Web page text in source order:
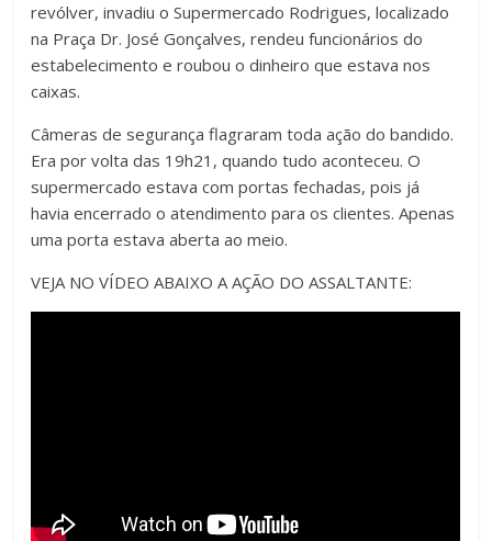
revólver, invadiu o Supermercado Rodrigues, localizado
na Praça Dr. José Gonçalves, rendeu funcionários do
estabelecimento e roubou o dinheiro que estava nos
caixas.
Câmeras de segurança flagraram toda ação do bandido.
Era por volta das 19h21, quando tudo aconteceu. O
supermercado estava com portas fechadas, pois já
havia encerrado o atendimento para os clientes. Apenas
uma porta estava aberta ao meio.
VEJA NO VÍDEO ABAIXO A AÇÃO DO ASSALTANTE: